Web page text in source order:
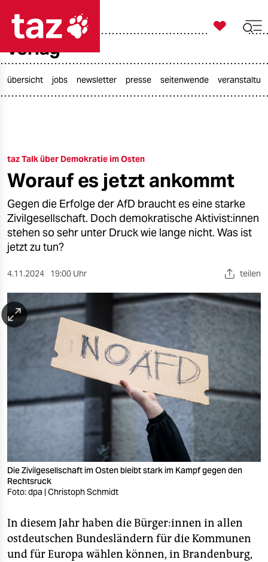
taz zahl ich
öko
gesellschaft
kultur
sport
berlin
nord
wahrheit
veranstaltungen
shop
unterstützen
abo
genossenschaft
epaper login

taz zahl ich
verlag
übersicht jobs newsletter presse seitenwende
taz Talk über Demokratie im Osten
Worauf es jetzt ankommt
Gegen die Erfolge der AfD braucht es eine starke
Zivilgesellschaft. Doch demokratische Aktivist:innen
stehen so sehr unter Druck wie lange nicht. Was ist
jetzt zu tun?
4.11.2024 19:00 Uhr teilen
Die Zivilgesellschaft im Osten bleibt stark im Kampf gegen den
Rechtsruck
Foto: dpa | Christoph Schmidt
In diesem Jahr haben die Bürger:innen in allen
ostdeutschen Bundesländern für die Kommunen
und für Europa wählen können, in Brandenburg,